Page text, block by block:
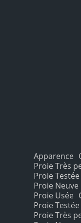
Apparence
Proie Très
Proie
Proie Neuve
Proie Usée
Proie
Proie Très